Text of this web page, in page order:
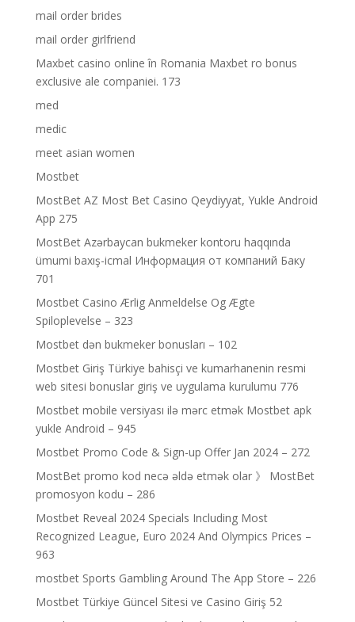
mail order brides
mail order girlfriend
Maxbet casino online în Romania Maxbet ro bonus
exclusive ale companiei. 173
med
medic
meet asian women
Mostbet
MostBet AZ Most Bet Casino Qeydiyyat, Yukle Android
App 275
MostBet Azərbaycan bukmeker kontoru haqqında
ümumi baxış-icmal Информация от компаний Баку
701
Mostbet Casino Ærlig Anmeldelse Og Ægte
Spiloplevelse – 323
Mostbet dən bukmeker bonusları – 102
Mostbet Giriş Türkiye bahisçi ve kumarhanenin resmi
web sitesi bonuslar giriş ve uygulama kurulumu 776
Mostbet mobile versiyası ilə mərc etmək Mostbet apk
yukle Android – 945
Mostbet Promo Code & Sign-up Offer Jan 2024 – 272
MostBet promo kod necə əldə etmək olar 》 MostBet
promosyon kodu – 286
Mostbet Reveal 2024 Specials Including Most
Recognized League, Euro 2024 And Olympics Prices –
963
‎mostbet Sports Gambling Around The App Store – 226
Mostbet Türkiye Güncel Sitesi ve Casino Giriş 52